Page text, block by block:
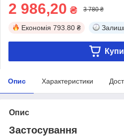
2 986,20 ₴ 3 780 ₴
Економія 793.80 ₴
Опис Характеристики
Опис
Застосування